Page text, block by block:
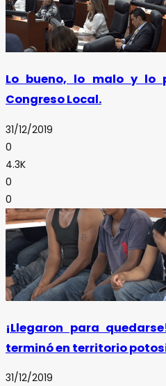
Lo bueno, lo malo y lo
Congreso Local.
31/12/2019
0
4.3K
0
0
¡Llegaron para
terminó en territorio
31/12/2019